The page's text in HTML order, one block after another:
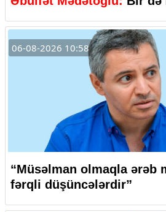
06-08-2026 10:58
“Müsəlman olmaqla ərəb
fərqli düşüncələrdir”